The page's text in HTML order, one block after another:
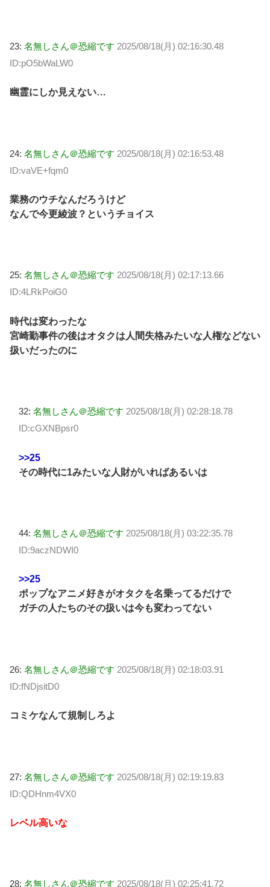
23: 名無しさん＠恐縮です 2025/08/18(月) 02:16:30.48
ID:pO5bWaLW0
幽霊にしか見えない…
24: 名無しさん＠恐縮です 2025/08/18(月) 02:16:53.48
ID:vaVE+fqm0
業務のウチなんだろうけど
なんで今更綾波？というチョイス
25: 名無しさん＠恐縮です 2025/08/18(月) 02:17:13.66
ID:4LRkPoiG0
時代は変わったな
宮崎勤事件の後はオタクは人間失格みたいな人権などない
扱いだったのに
32: 名無しさん＠恐縮です 2025/08/18(月) 02:28:18.78
ID:cGXNBpsr0
>>25
その時代に1みたいな人財がいればあるいは
44: 名無しさん＠恐縮です 2025/08/18(月) 03:22:35.78
ID:9aczNDWI0
>>25
ポップなアニメ好きがオタクを名乗ってるだけで
ガチの人たちのその扱いは今も変わってない
26: 名無しさん＠恐縮です 2025/08/18(月) 02:18:03.91
ID:fNDjsitD0
コミケなんて規制しろよ
27: 名無しさん＠恐縮です 2025/08/18(月) 02:19:19.83
ID:QDHnm4VX0
レベル高いな
28: 名無しさん＠恐縮です 2025/08/18(月) 02:25:41.72